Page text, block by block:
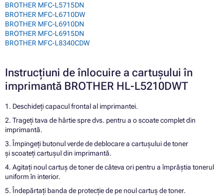
BROTHER MFC-L5715DN
BROTHER MFC-L6710DW
BROTHER MFC-L6910DN
BROTHER MFC-L6915DN
BROTHER MFC-L8340CDW
Instrucțiuni de înlocuire a cartușului în
imprimantă BROTHER HL-L5210DWT
1. Deschideți capacul frontal al imprimantei.
2. Trageți tava de hârtie spre dvs. pentru a o scoate complet din
imprimantă.
3. Împingeți butonul verde de deblocare a cartușului de toner
și scoateți cartușul din imprimantă.
4. Agitați noul cartuș de toner de câteva ori pentru a împrăștia tonerul
uniform în interior.
5. Îndepărtați banda de protecție de pe noul cartuș de toner.